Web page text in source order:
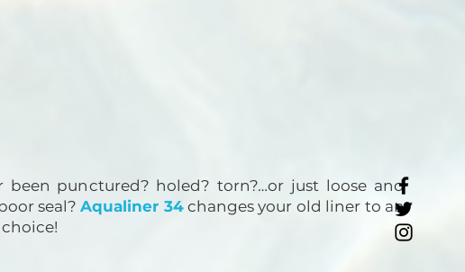
been punctured? holed? torn?…or just loose and
seal?Aqualiner 34changes your old liner to an